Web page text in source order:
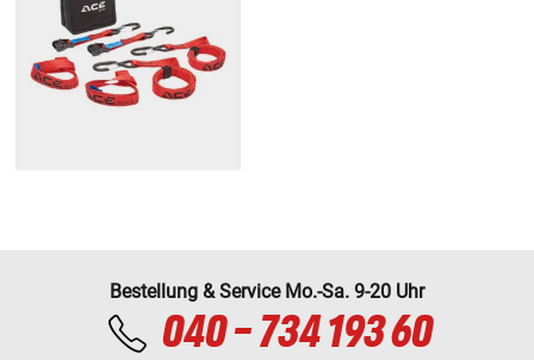
Bestellung & Service Mo.-Sa. 9-20 Uhr
040 - 734 193 60